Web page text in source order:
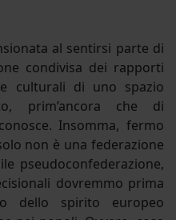
al sentirsi parte di
condivisa dei rapporti
culturali di uno spazio
prim’ancora che di
Insomma, fermo
non è una federazione
pseudoconfederazione,
dovremmo prima
dello spirito europeo